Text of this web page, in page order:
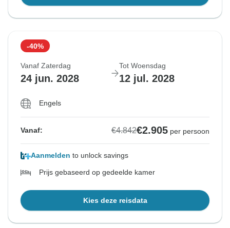
-40%
Vanaf Zaterdag
24 jun. 2028
Tot Woensdag
12 jul. 2028
Engels
Vanaf: €4.842€2.905 per persoon
Aanmelden to unlock savings
Prijs gebaseerd op gedeelde kamer
Kies deze reisdata